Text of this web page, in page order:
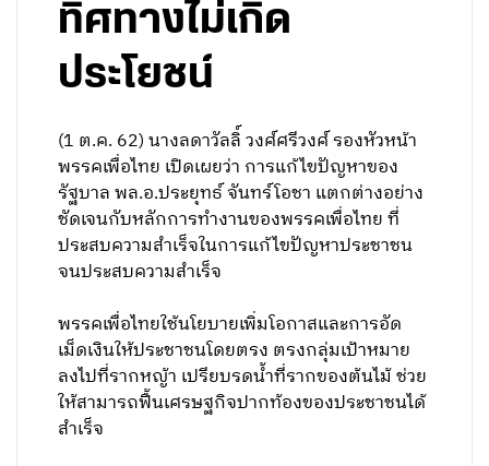
ทิศทางไม่เกิด
ประโยชน์
(1 ต.ค. 62) นางลดาวัลลิ์ วงศ์ศรีวงศ์ รองหัวหน้า
พรรคเพื่อไทย เปิดเผยว่า การแก้ไขปัญหาของ
รัฐบาล พล.อ.ประยุทธ์ จันทร์โอชา แตกต่างอย่าง
ชัดเจนกับหลักการทำงานของพรรคเพื่อไทย ที่
ประสบความสำเร็จในการแก้ไขปัญหาประชาชน
จนประสบความสำเร็จ
พรรคเพื่อไทยใช้นโยบายเพิ่มโอกาสและการอัด
เม็ดเงินให้ประชาชนโดยตรง ตรงกลุ่มเป้าหมาย
ลงไปที่รากหญ้า เปรียบรดน้ำที่รากของต้นไม้ ช่วย
ให้สามารถฟื้นเศรษฐกิจปากท้องของประชาชนได้
สำเร็จ